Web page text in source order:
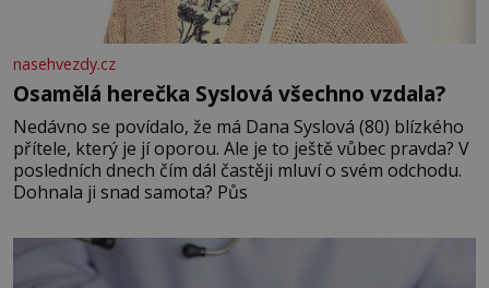
nasehvezdy.cz
Osamělá herečka Syslová všechno vzdala?
Nedávno se povídalo, že má Dana Syslová (80) blízkého
přítele, který je jí oporou. Ale je to ještě vůbec pravda? V
posledních dnech čím dál častěji mluví o svém odchodu.
Dohnala ji snad samota? Půs